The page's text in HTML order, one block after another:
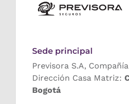
Sede principal
Previsora S.A,
Dirección Casa Matriz:
Bogotá